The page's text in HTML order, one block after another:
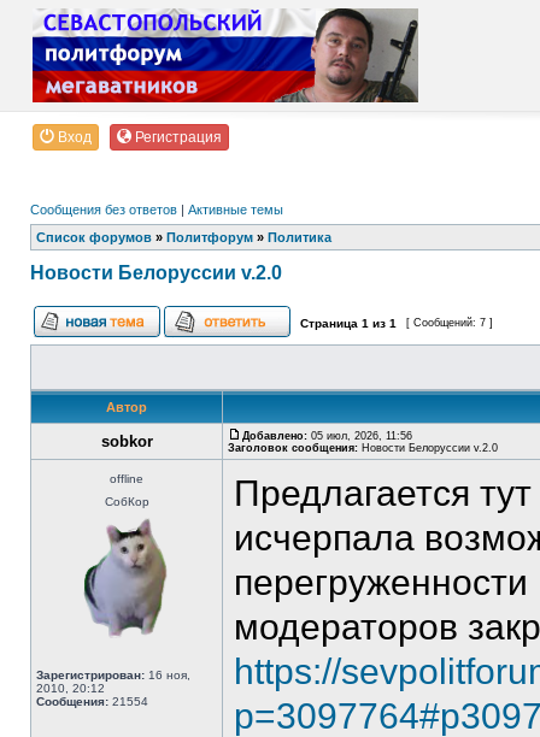
Вход Регистрация
Сообщения без ответов | Активные темы
Список форумов » Политфорум » Политика
Новости Белоруссии v.2.0
Страница 1 из 1 [ Сообщений: 7 ]
Автор
sobkor Добавлено: 05 июл, 2026, 11:56
Заголовок сообщения: Новости Белоруссии v.2.0
offline
СобКор
Зарегистрирован: 16 ноя,
2010, 20:12
Сообщения: 21554
Предлагается
исчерпала
модераторов
https://